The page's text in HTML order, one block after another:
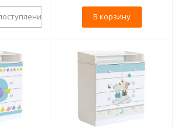
В корзину